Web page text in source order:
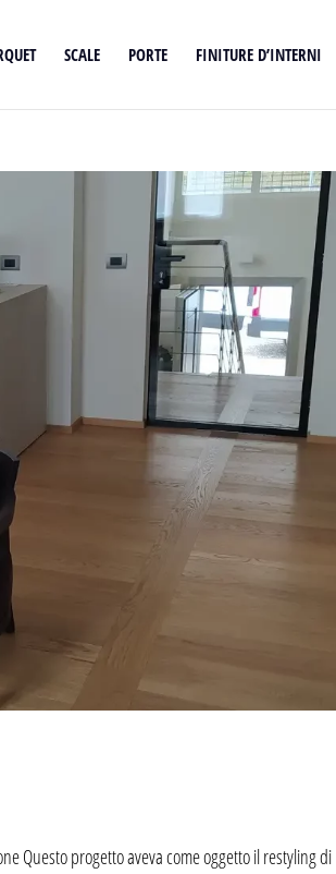
SCALE PORTE FINITURE D’INTERNI
Questo progetto aveva come oggetto il restyling